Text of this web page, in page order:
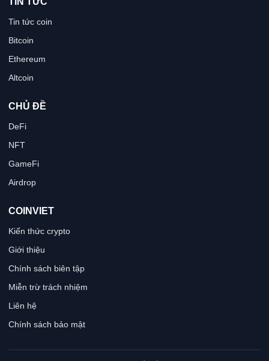
Tin tức coin
Bitcoin
Ethereum
Altcoin
CHỦ ĐỀ
DeFi
NFT
GameFi
Airdrop
COINVIET
Kiến thức crypto
Giới thiệu
Chính sách biên tập
Miễn trừ trách nhiệm
Liên hệ
Chính sách bảo mật